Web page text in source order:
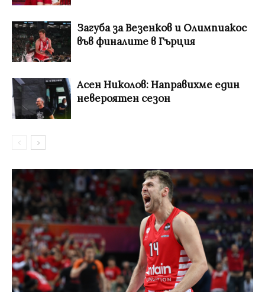
Загуба за Везенков и Олимпиакос
във финалите в Гърция
Асен Николов: Направихме един
невероятен сезон